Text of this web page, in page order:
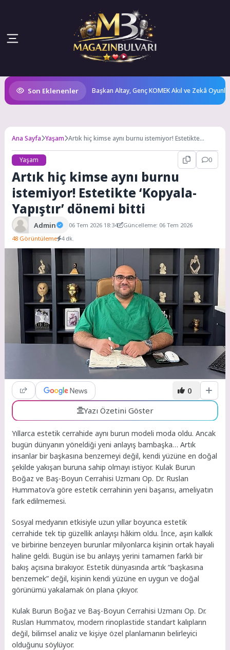
Son Eklenenler
Vitrine Çıkarıyor Başkan Altay, Genç KOMEK Akıl ve Zekâ
Ana Sayfa Yaşam Artık hiç kimse aynı burnu istemiyor! Estetikte
Yaşam
0
Artık hiç kimse aynı burnu
istemiyor! Estetikte ‘Kopyala-
Yapıştır’ dönemi bitti
Admin 06 Tem 2026 18:34
Güncelleme: 06 Tem 2026
48 Görüntüleme 4 dk.
0
Yazı Özetini Göster
Yıllarca estetik cerrahide aynı burun modeli moda oldu. Ancak
bugün dünyanın yöneldiği yeni anlayış bambaşka… Artık
insanlar bir başkasına benzemeyi değil, kendi yüzüne en doğal
şekilde yakışan buruna sahip olmayı istiyor. Kulak Burun
Boğaz ve Baş-Boyun Cerrahisi Uzmanı Op. Dr. Ruslan
Hummatov’a göre estetik cerrahinin yeni başarısı, ameliyatın
fark edilmemesi.
Sosyal medyanın etkisiyle uzun yıllar boyunca estetik
cerrahide tek tip güzellik anlayışı hâkim oldu. İnce, aşırı kalkık
ve birbirine benzeyen burunlar milyonlarca kişinin ortak hayali
haline geldi. Bugün ise bu anlayış yerini tamamen farklı bir
bakış açısına bırakıyor. Estetik dünyasında artık “başkasına
benzemek” değil, kişinin kendi yüzüne en uygun ve doğal
görünümü yakalamak ön plana çıkıyor.
Kulak Burun Boğaz ve Baş-Boyun Cerrahisi Uzmanı Op. Dr.
Ruslan Hummatov, modern rinoplastide standart kalıpların
değil, bilimsel analiz ve kişiye özel planlamanın belirleyici
olduğunu söylüyor.